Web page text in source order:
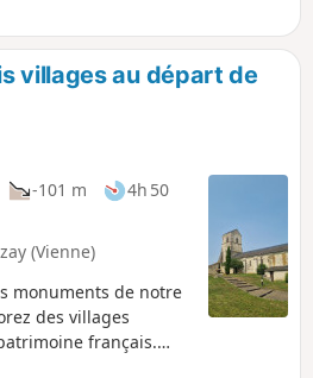
édifice
au
une partie de
profit d'un
villages au départ de
-101 m
4h 50
(Vienne)
monuments de notre
des villages
français.